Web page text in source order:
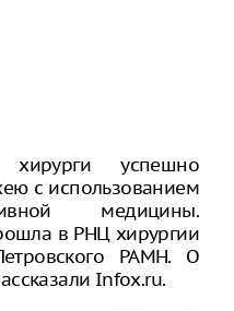
успешно
с использованием
медицины.
в РНЦ хирургии
РАМН. О
Infox.ru.